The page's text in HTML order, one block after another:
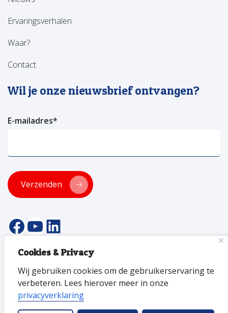
Cookies & Privacy
Wij gebruiken cookies om de gebruikerservaring te
verbeteren. Lees hierover meer in onze
privacyverklaring
Ervaringsverhalen
Waar?
Contact
Wil je onze nieuwsbrief ontvangen?
E-mailadres*
Verzenden
facebookpagina van versa welzijn
YouTube pagina Versa Welzijn
Linkedin pagina Versa Welzijn
Privacyverklaring
Toegankelijkheid ANBIDisclaimer